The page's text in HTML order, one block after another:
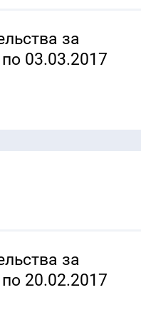
за
03.03.2017
за
20.02.2017